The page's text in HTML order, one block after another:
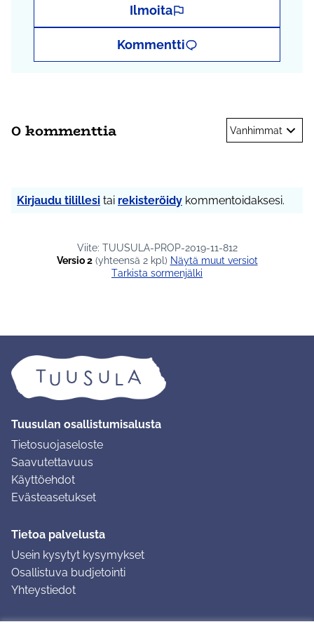
Ilmoita
Kommentti
0 kommenttia Vanhimmat
Kirjaudu tilillesi tai rekisteröidy kommentoidaksesi.
Viite: TUUSULA-PROP-2019-11-812
Versio 2(yhteensä 2 kpl)
näytä muut versiot
Tarkista sormenjälki
Tuusulan osallistumisalusta
Tietosuojaseloste
Saavutettavuus
Käyttöehdot
Evästeasetukset
Tietoa palvelusta
Usein kysytyt kysymykset
Osallistuva budjetointi
Yhteystiedot